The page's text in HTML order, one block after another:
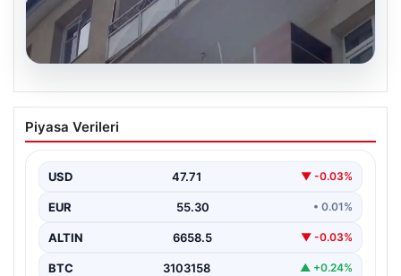
Korku dolu anlar! Eşini barışmaya ikna
edemeyince çocuklarını balkonda rehin
Piyasa Verileri
USD 47.71 ▼ -0.03%
EUR 55.30 • 0.01%
ALTIN 6658.5 ▼ -0.03%
BTC 3103158 ▲ +0.24%